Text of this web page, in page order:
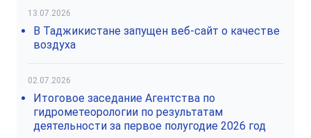
13.07.2026
В Таджикистане запущен веб-сайт о качестве
воздуха
02.07.2026
Итоговое заседание Агентства по
гидрометеорологии по результатам
деятельности за первое полугодие 2026 год